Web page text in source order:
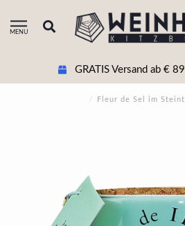
MENU
GRATIS Versand ab €
/ Fleur de Sel im